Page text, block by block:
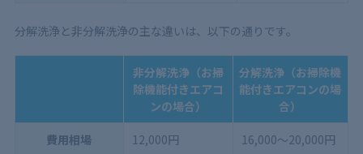
分解洗浄と非分解洗浄の主な違いは、以下の通りです。
非分解洗浄（お掃
除機能付きエアコ
ンの場合）
分解洗浄（お掃除機
能付きエアコンの場
合）
費用相場 12,000円 16,000～20,000円